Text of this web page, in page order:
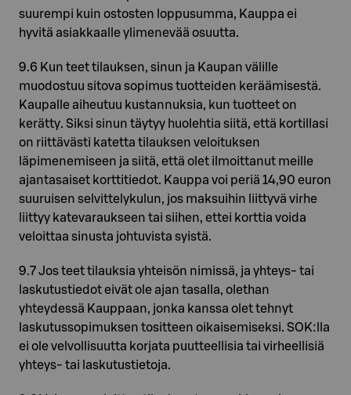
suurempi kuin ostosten loppusumma, Kauppa ei
hyvitä asiakkaalle ylimenevää osuutta.
9.6 Kun teet tilauksen, sinun ja Kaupan välille
muodostuu sitova sopimus tuotteiden keräämisestä.
Kaupalle aiheutuu kustannuksia, kun tuotteet on
kerätty. Siksi sinun täytyy huolehtia siitä, että kortillasi
on riittävästi katetta tilauksen veloituksen
läpimenemiseen ja siitä, että olet ilmoittanut meille
ajantasaiset korttitiedot. Kauppa voi periä 14,90 euron
suuruisen selvittelykulun, jos maksuihin liittyvä virhe
liittyy katevaraukseen tai siihen, ettei korttia voida
veloittaa sinusta johtuvista syistä.
9.7 Jos teet tilauksia yhteisön nimissä, ja yhteys- tai
laskutustiedot eivät ole ajan tasalla, olethan
yhteydessä Kauppaan, jonka kanssa olet tehnyt
laskutussopimuksen tositteen oikaisemiseksi. SOK:lla
ei ole velvollisuutta korjata puutteellisia tai virheellisiä
yhteys- tai laskutustietoja.